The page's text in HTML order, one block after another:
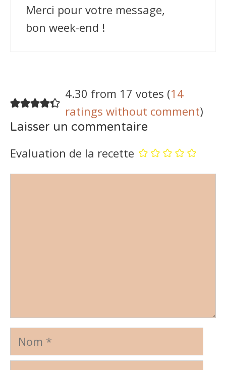
Merci pour votre message,
bon week-end !
4.30 from 17 votes (14
ratings without comment)
Laisser un commentaire
Evaluation de la recette
Nom